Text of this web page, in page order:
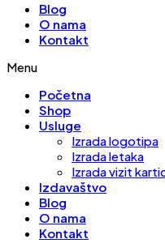
Blog
O nama
Kontakt
Menu
Početna
Shop
Usluge
Izrada logotipa
Izrada letaka
Izrada vizit
Izdavaštvo
Blog
O nama
Kontakt